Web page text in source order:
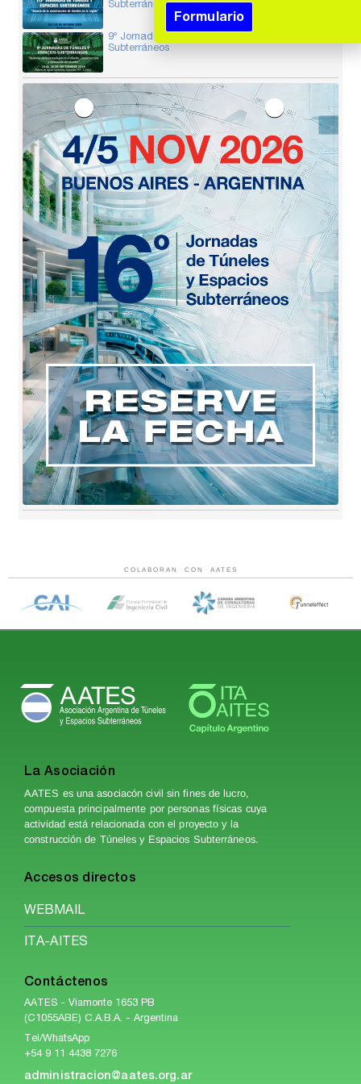
Subterráneos
9º Jornadas de Tunelería y Espacios
Subterráneos
COLABORAN CON AATES
La Asociación
AATES es una asociacón civil sin fines de lucro,
compuesta principalmente por personas físicas cuya
actividad está relacionada con el proyecto y la
construcción de Túneles y Espacios Subterráneos.
Accesos directos
WEBMAIL
ITA-AITES
Contáctenos
AATES - Viamonte 1653 PB
(C1055ABE) C.A.B.A. - Argentina
Tel/WhatsApp
+54 9 11 4438 7276
administracion@aates.org.ar
Formulario